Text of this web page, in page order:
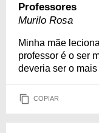
Professores
Murilo Rosa
Minha mãe
professor é o ser
deveria ser o
COPIAR